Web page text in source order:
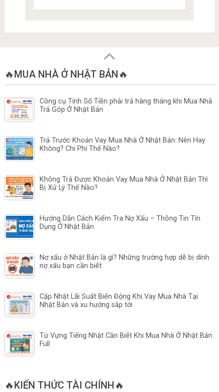
🔥MUA NHÀ Ở NHẬT BẢN🔥
Công cụ Tính Số Tiền phải trả hàng tháng khi Mua Nhà
Trả Góp Ở Nhật Bản
Trả Trước Khoản Vay Mua Nhà Ở Nhật Bản: Nên Hay
Không? Chi Phí Thế Nào?
Không Trả Được Khoản Vay Mua Nhà Ở Nhật Bản Thì
Bị Xử Lý Thế Nào?
Hướng Dẫn Cách Kiểm Tra Nợ Xấu – Thông Tin Tín
Dụng Ở Nhật Bản
Nợ xấu ở Nhật Bản là gì? Những trường hợp dễ bị dính
nợ xấu bạn cần biết
Cập Nhật Lãi Suất Biến Động Khi Vay Mua Nhà Tại
Nhật Bản và xu hướng sắp tới
Từ Vựng Tiếng Nhật Cần Biết Khi Mua Nhà Ở Nhật Bản
Full
🔥KIẾN THỨC TÀI CHÍNH🔥